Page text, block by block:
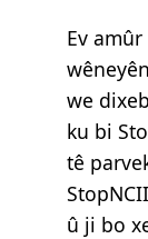
Ev
we
ku bi
tê
û ji bo